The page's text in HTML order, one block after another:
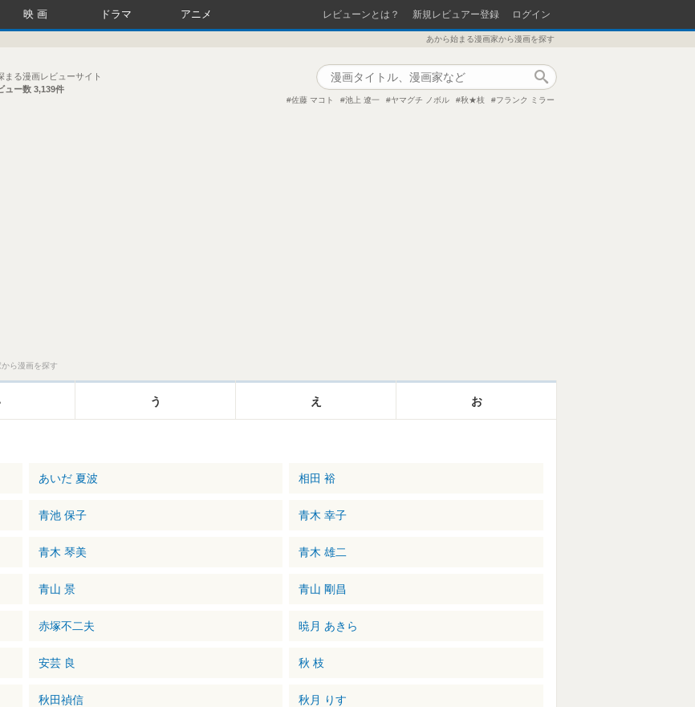
映画 ドラマ アニメ レビューンとは？ 新規レビュアー登録 ログイン
あから始まる漫画家から漫画を探す
まる漫画レビューサイト
ュー数 3,139件
佐藤 マコト 池上 遼一 ヤマグチ ノボル 秋★枝 フランク ミラー
ら漫画を探す
う え お
あいだ 夏波 相田 裕
青池 保子 青木 幸子
青木 琴美 青木 雄二
青山 景 青山 剛昌
赤塚不二夫 暁月 あきら
安芸 良 秋 枝
秋田禎信 秋月 りす